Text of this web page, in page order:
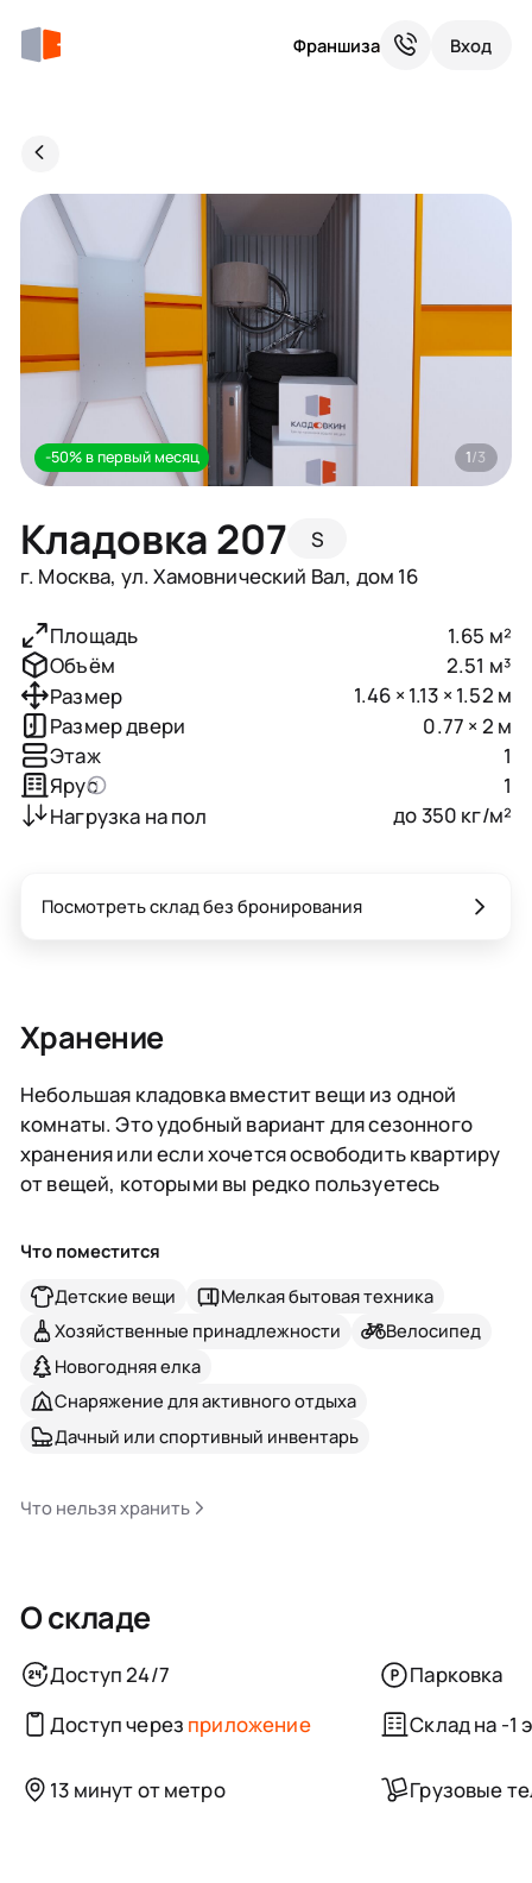
Франшиза Вход
Кладовка 207
S
г. Москва, ул. Хамовнический Вал, дом 16
-50% в первый месяц 1/3
Площадь
1.65 м²
Объём
2.51 м³
Размер
1.46 × 1.13 × 1.52 м
Размер двери
0.77 × 2 м
Этаж
1
Ярус
1
Нагрузка на пол
до 350 кг/м²
Хранение
Небольшая кладовка вместит вещи из одной
комнаты. Это удобный вариант для сезонного
хранения или если хочется освободить квартиру
от вещей, которыми вы редко пользуетесь
Что поместится
Детские вещи
Мелкая бытовая техника
Хозяйственные принадлежности
Велосипед
Новогодняя елка
Снаряжение для активного отдыха
Дачный или спортивный инвентарь
Что нельзя хранить
О складе
Доступ 24/7
Парковка
Доступ через приложение Склад на -1
13 минут от метро Грузовые
Посмотреть склад без бронирования